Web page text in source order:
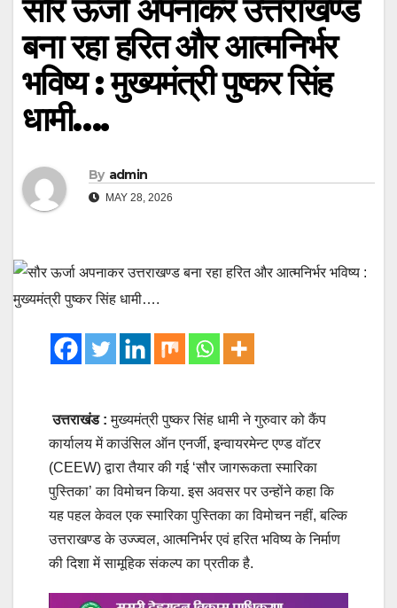
सौर ऊर्जा अपनाकर उत्तराखण्ड
बना रहा हरित और आत्मनिर्भर
भविष्य : मुख्यमंत्री पुष्कर सिंह
धामी….
By admin
MAY 28, 2026
उत्तराखंड : मुख्यमंत्री पुष्कर सिंह धामी ने गुरुवार को कैंप
कार्यालय में काउंसिल ऑन एनर्जी, इन्वायरमेन्ट एण्ड वॉटर
(CEEW) द्वारा तैयार की गई ‘सौर जागरूकता स्मारिका
पुस्तिका’ का विमोचन किया. इस अवसर पर उन्होंने कहा कि
यह पहल केवल एक स्मारिका पुस्तिका का विमोचन नहीं, बल्कि
उत्तराखण्ड के उज्ज्वल, आत्मनिर्भर एवं हरित भविष्य के निर्माण
की दिशा में सामूहिक संकल्प का प्रतीक है.